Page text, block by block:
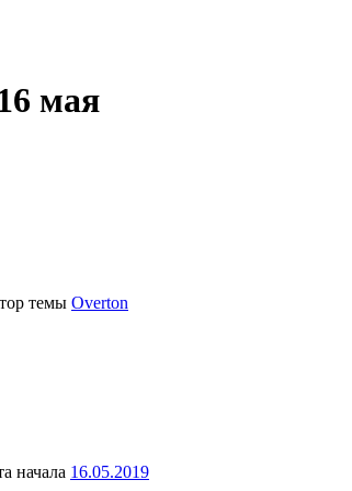
мая
темы Overton
начала 16.05.2019